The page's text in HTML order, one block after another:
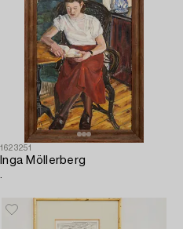
1623251
Inga Möllerberg